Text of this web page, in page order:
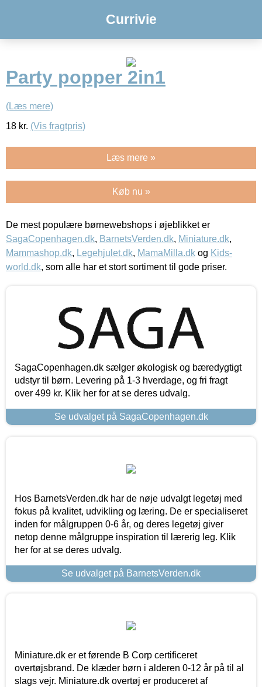
Currivie
Party popper 2in1
(Læs mere)
18 kr. (Vis fragtpris)
Læs mere »
Køb nu »
De mest populære børnewebshops i øjeblikket er
SagaCopenhagen.dk, BarnetsVerden.dk, Miniature.dk,
Mammashop.dk, Legehjulet.dk, MamaMilla.dk og Kids-
world.dk, som alle har et stort sortiment til gode priser.
SagaCopenhagen.dk sælger økologisk og bæredygtigt
udstyr til børn. Levering på 1-3 hverdage, og fri fragt
over 499 kr. Klik her for at se deres udvalg.
Se udvalget på SagaCopenhagen.dk
Hos BarnetsVerden.dk har de nøje udvalgt legetøj med
fokus på kvalitet, udvikling og læring. De er specialiseret
inden for målgruppen 0-6 år, og deres legetøj giver
netop denne målgruppe inspiration til lærerig leg. Klik
her for at se deres udvalg.
Se udvalget på BarnetsVerden.dk
Miniature.dk er et førende B Corp certificeret
overtøjsbrand. De klæder børn i alderen 0-12 år på til al
slags vejr. Miniature.dk overtøj er produceret af